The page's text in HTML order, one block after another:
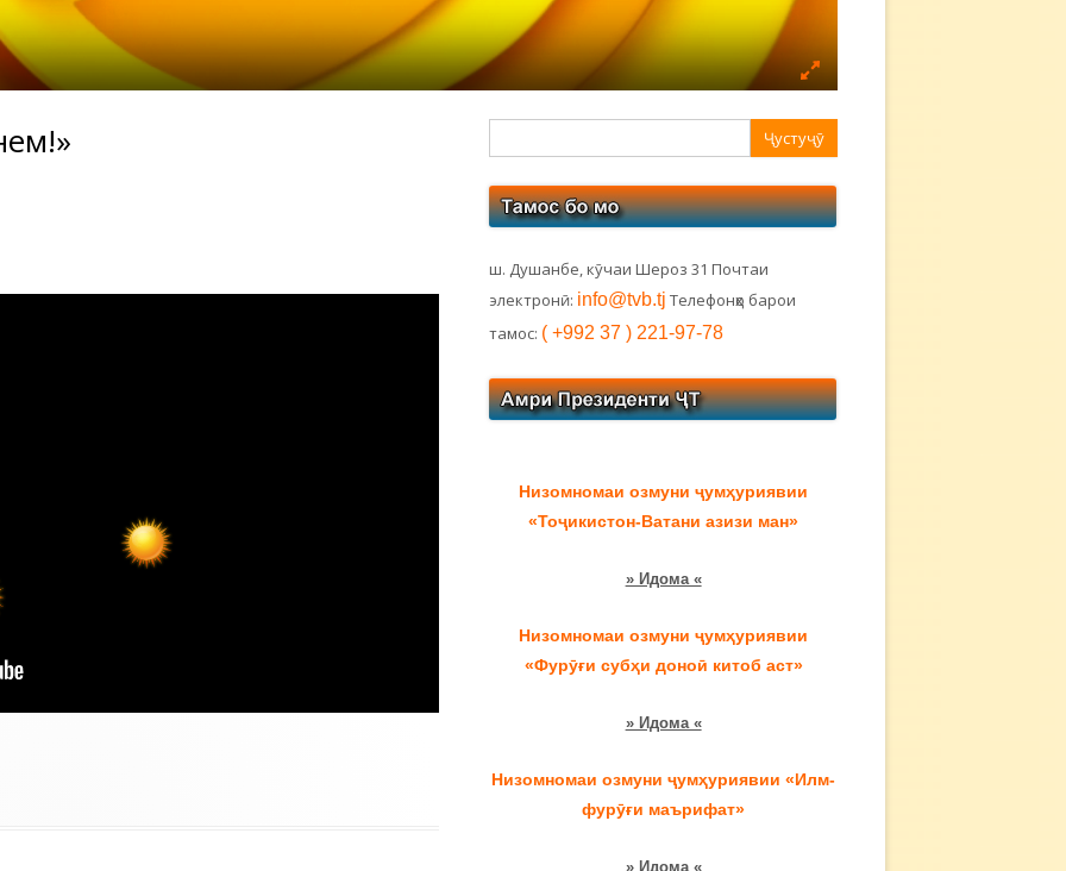
боковая
ш. Душанбе, кӯчаи Шероз 31 Почтаи
электронӣ: info@tvb.tj Телефонҳо барои
тамос: ( +992 37 ) 221-97-78
Низомномаи озмуни ҷумҳуриявии
«Тоҷикистон-Ватани азизи ман»
» Идома «
Низомномаи озмуни ҷумҳуриявии
«Фурӯғи субҳи доноӣ китоб аст»
» Идома «
Низомномаи озмуни ҷумҳуриявии «Илм-
фурӯғи маърифат»
» Идома «